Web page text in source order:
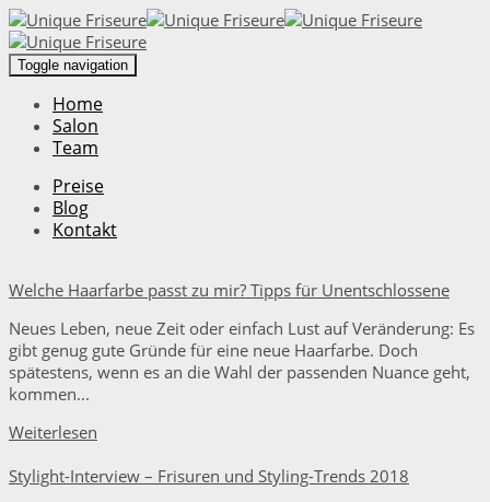
Toggle navigation
Home
Salon
Team
Preise
Blog
Kontakt
Welche Haarfarbe passt zu mir? Tipps für Unentschlossene
Neues Leben, neue Zeit oder einfach Lust auf Veränderung: Es
gibt genug gute Gründe für eine neue Haarfarbe. Doch
spätestens, wenn es an die Wahl der passenden Nuance geht,
kommen...
Weiterlesen
Stylight-Interview – Frisuren und Styling-Trends 2018